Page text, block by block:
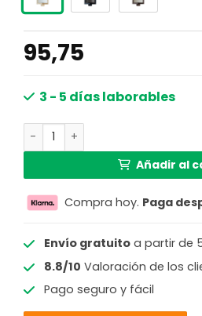
95,75
3 - 5 días laborables
Pantalla blanca diseño
Añadir al
Compra hoy. Paga
Envío gratuitoa partir de
8.8/10 Valoración de los
Pago seguro y fácil